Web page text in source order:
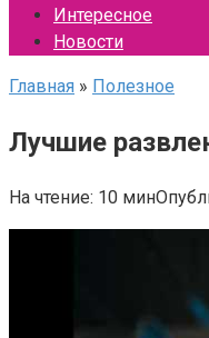
Интересное
Новости
Главная » Полезное
Лучшие
На чтение: 10 мин